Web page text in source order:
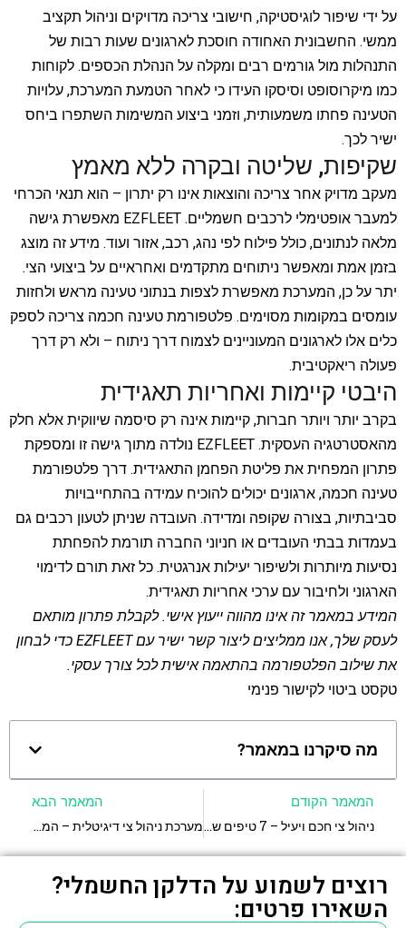
על ידי שיפור לוגיסטיקה, חישובי צריכה מדויקים וניהול תקציב
ממשי. החשבונית האחודה חוסכת לארגונים שעות רבות של
התנהלות מול גורמים רבים ומקלה על הנהלת הכספים. לקוחות
כמו מיקרוסופט וסיסקו העידו כי לאחר הטמעת המערכת, עלויות
הטעינה פחתו משמעותית, וזמני ביצוע המשימות השתפרו ביחס
ישיר לכך.
שקיפות, שליטה ובקרה ללא מאמץ
מעקב מדויק אחר צריכה והוצאות אינו רק יתרון – הוא תנאי הכרחי
למעבר אופטימלי לרכבים חשמליים. EZFLEET מאפשרת גישה
מלאה לנתונים, כולל פילוח לפי נהג, רכב, אזור ועוד. מידע זה מוצג
בזמן אמת ומאפשר ניתוחים מתקדמים ואחראיים על ביצועי הצי.
יתר על כן, המערכת מאפשרת לצפות בנתוני טעינה מראש ולחזות
עומסים במקומות מסוימים. פלטפורמת טעינה חכמה צריכה לספק
כלים אלו לארגונים המעוניינים לצמוח דרך ניתוח – ולא רק דרך
פעולה ריאקטיבית.
היבטי קיימות ואחריות תאגידית
בקרב יותר ויותר חברות, קיימות אינה רק סיסמה שיווקית אלא חלק
מהאסטרטגיה העסקית. EZFLEET נולדה מתוך גישה זו ומספקת
פתרון המפחית את פליטת הפחמן התאגידית. דרך פלטפורמת
טעינה חכמה, ארגונים יכולים להוכיח עמידה בהתחייבויות
סביבתיות, בצורה שקופה ומדידה. העובדה שניתן לטעון רכבים גם
בעמדות בבתי העובדים או חניוני החברה תורמת להפחתת
נסיעות מיותרות ולשיפור יעילות אנרגטית. כל זאת תורם לדימוי
הארגוני ולחיבור עם ערכי אחריות תאגידית.
המידע במאמר זה אינו מהווה ייעוץ אישי. לקבלת פתרון מותאם
לעסק שלך, אנו ממליצים ליצור קשר ישיר עם EZFLEET כדי לבחון
את שילוב הפלטפורמה בהתאמה אישית לכל צורך עסקי.
טקסט ביטוי לקישור פנימי
מה סיקרנו במאמר?
המאמר הקודם
ניהול צי חכם ויעיל – 7 טיפים שישנו את חיי המנהל
המאמר הבא
מערכת ניהול צי דיגיטלית – המדריך למנהל המודרני
רוצים לשמוע על הדלקן החשמלי?
השאירו פרטים: